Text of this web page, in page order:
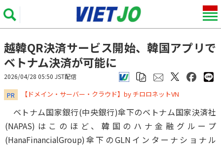
越韓QR決済サービス開始、韓国アプリで
ベトナム決済が可能に
2026/04/28 05:50 JST配信
PR ​​​​​​​【ドメイン・サーバー・クラウド】by チロロネットVN
ベトナム国家銀行(中央銀行)傘下のベトナム国家決済社
(NAPAS)はこのほど、韓国のハナ金融グループ
(HanaFinancialGroup)傘下のGLNインターナショナル